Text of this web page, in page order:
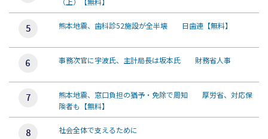
熊本地震、歯科診52施設が全半壊 日歯連【無料】
事務次官に宇波氏、主計局長は坂本氏 財務省人事
熊本地震、窓口負担の猶予・免除で周知 厚労省、対応保
険者も【無料】
社会全体で支えるために